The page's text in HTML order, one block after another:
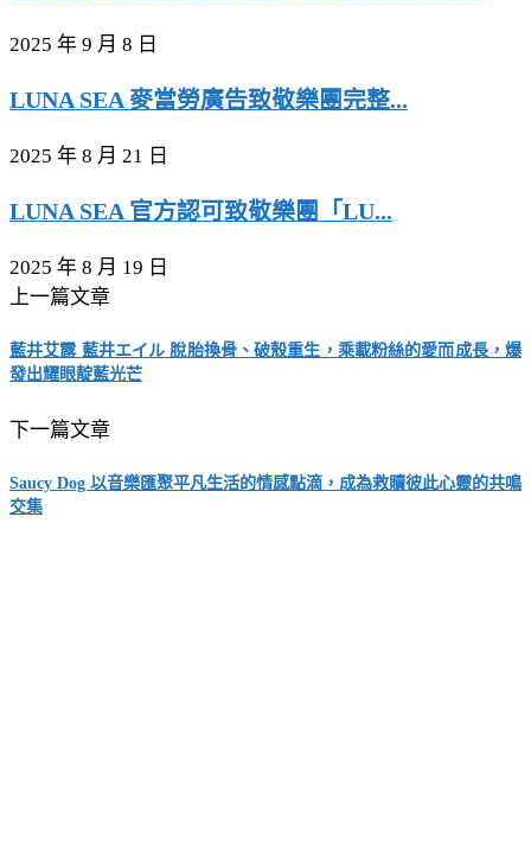
2025 年 9 月 8 日
LUNA SEA 麥當勞廣告致敬樂團完整...
2025 年 8 月 21 日
LUNA SEA 官方認可致敬樂團「LU...
2025 年 8 月 19 日
上一篇文章
藍井艾露 藍井エイル 脫胎換骨、破殼重生，乘載粉絲的愛而成長，爆
發出耀眼靛藍光芒
下一篇文章
Saucy Dog 以音樂匯聚平凡生活的情感點滴，成為救贖彼此心靈的共鳴
交集